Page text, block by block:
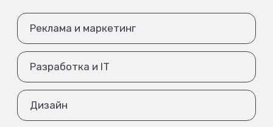
Реклама и маркетинг
Разработка и IT
Дизайн